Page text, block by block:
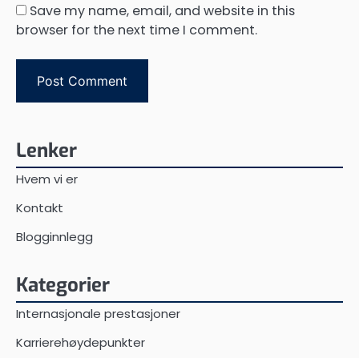
Save my name, email, and website in this
browser for the next time I comment.
Lenker
Hvem vi er
Kontakt
Blogginnlegg
Kategorier
Internasjonale prestasjoner
Karrierehøydepunkter